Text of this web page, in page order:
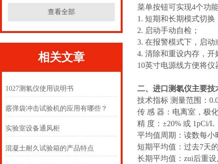
查看全部
相关文章
1027测氡仪使用说明书
霰弹袋冲击试验机的应用有哪些？
实验室设备通风柜
混凝土耐久试验箱的产品特点
菜单按钮可实现4个功
1. 短期和长期模式切
2. 启动手动自检；
3. 在报警模式下，启
4. 清除和重设内存，
10英寸电源线方便将
二、进口测氡仪主要技
技术指标 测量范围：
传 感 器：电离室，极
精 度：±20% 或 1pCi/L
平均值周期：读数每小
短期平均值：过去7天
长期平均值：zui后重